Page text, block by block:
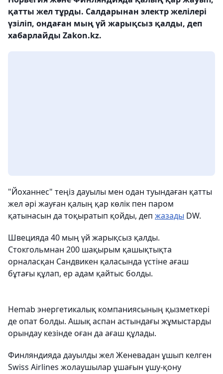
қатты жел тұрды. Салдарынан электр желілері
үзіліп, ондаған мың үй жарықсыз қалды, деп
хабарлайды Zakon.kz.
"Йоханнес" теңіз дауылы мен одан туындаған қатты
жел әрі жауған қалың қар көлік пен паром
қатынасын да тоқыратып қойды, деп жазады DW.
Швецияда 40 мың үй жарықсыз қалды.
Стокгольмнан 200 шақырым қашықтықта
орналасқан Сандвикен қаласында үстіне ағаш
бұтағы құлап, ер адам қайтыс болды.
Hemab энергетикалық компаниясының қызметкері
де опат болды. Ашық аспан астындағы жұмыстарды
орындау кезінде оған да ағаш құлады.
Финляндияда дауылды жел Женевадан ұшып келген
Swiss Airlines жолаушылар ұшағын ұшу-қону